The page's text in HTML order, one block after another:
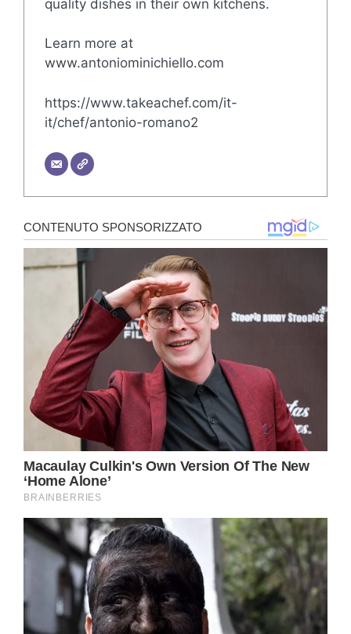
quality dishes in their own kitchens.
Learn more at
www.antoniominichiello.com
https://www.takeachef.com/it-
it/chef/antonio-romano2